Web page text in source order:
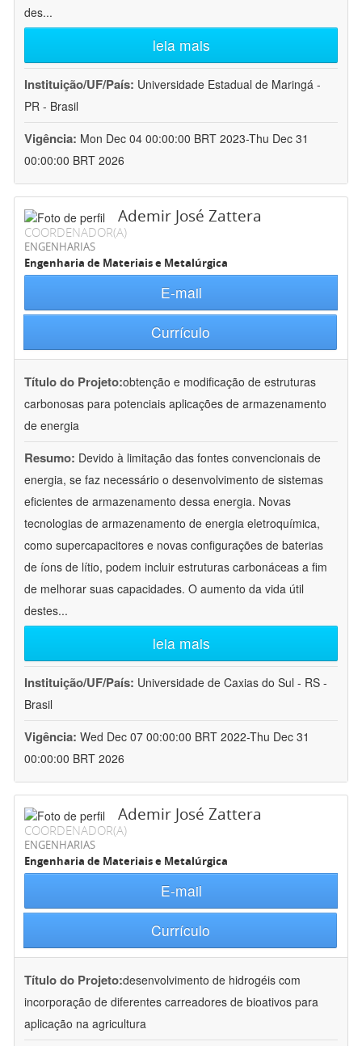
des...
leia mais
Instituição/UF/País: Universidade Estadual de Maringá -
PR - Brasil
Vigência: Mon Dec 04 00:00:00 BRT 2023-Thu Dec 31
00:00:00 BRT 2026
Ademir José Zattera
COORDENADOR(A)
ENGENHARIAS
Engenharia de Materiais e Metalúrgica
E-mail
Currículo
Título do Projeto:obtenção e modificação de estruturas
carbonosas para potenciais aplicações de armazenamento
de energia
Resumo: Devido à limitação das fontes convencionais de
energia, se faz necessário o desenvolvimento de sistemas
eficientes de armazenamento dessa energia. Novas
tecnologias de armazenamento de energia eletroquímica,
como supercapacitores e novas configurações de baterias
de íons de lítio, podem incluir estruturas carbonáceas a fim
de melhorar suas capacidades. O aumento da vida útil
destes...
leia mais
Instituição/UF/País: Universidade de Caxias do Sul - RS -
Brasil
Vigência: Wed Dec 07 00:00:00 BRT 2022-Thu Dec 31
00:00:00 BRT 2026
Ademir José Zattera
COORDENADOR(A)
ENGENHARIAS
Engenharia de Materiais e Metalúrgica
E-mail
Currículo
Título do Projeto:desenvolvimento de hidrogéis com
incorporação de diferentes carreadores de bioativos para
aplicação na agricultura